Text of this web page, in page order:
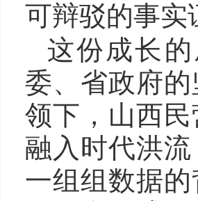
可辩驳的事实
这份成长
委、省政府
领下，山西
融入时代洪
一组组数据